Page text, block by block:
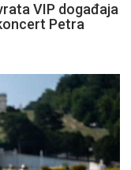
VIP događaja
Petra